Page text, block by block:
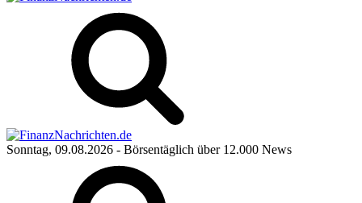
Sonntag, 09.08.2026 - Börsentäglich über 12.000 News